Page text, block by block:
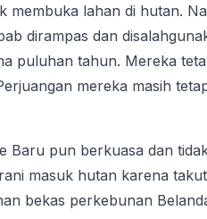
membuka lahan di hutan.
dirampas dan
puluhan tahun. Mereka
mereka masih
Baru pun berkuasa dan
masuk hutan karena
bekas perkebunan